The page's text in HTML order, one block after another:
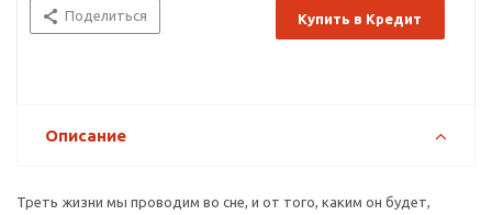
Поделиться Купить в Кредит
Описание
Треть жизни мы проводим во сне, и от того, каким он будет,